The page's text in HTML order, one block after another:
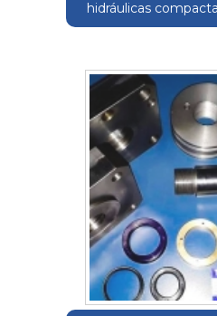
hidráulicas